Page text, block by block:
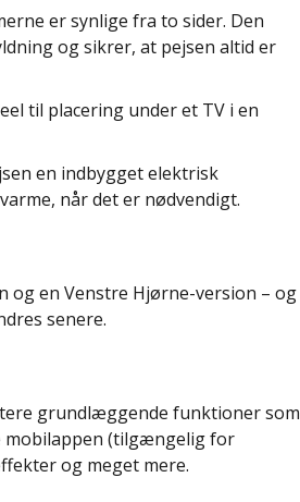
er synlige fra to sider. Den
og sikrer, at pejsen altid er
til placering under et TV i en
en indbygget elektrisk
når det er nødvendigt.
og en Venstre Hjørne-version – og
senere.
grundlæggende funktioner som
mobilappen (tilgængelig for
og meget mere.